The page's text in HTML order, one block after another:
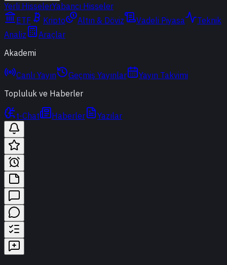
Yerli HisselerYabancı Hisseler
ETF
Kripto Altın & Döviz Vadeli Piyasa
Teknik
Analiz
Araçlar
Akademi
Canlı Yayın Geçmiş Yayınlar
Yayın Takvimi
Topluluk ve Haberler
t-Chat Haberler Yazılar